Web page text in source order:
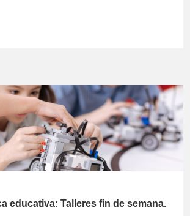
educativa: Talleres fin de semana.